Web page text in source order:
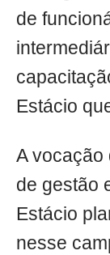
de
Estácio
A vocação
de gestão
Estácio
nesse